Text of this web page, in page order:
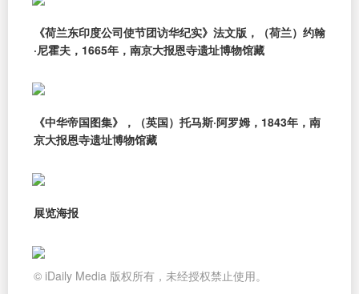
《荷兰东印度公司使节团访华纪实》法文版，（荷兰）约翰
·尼霍夫，1665年，南京大报恩寺遗址博物馆藏
《中华帝国图集》，（英国）托马斯·阿罗姆，1843年，南
京大报恩寺遗址博物馆藏
展览海报
© iDaily Media 版权所有，未经授权禁止使用。